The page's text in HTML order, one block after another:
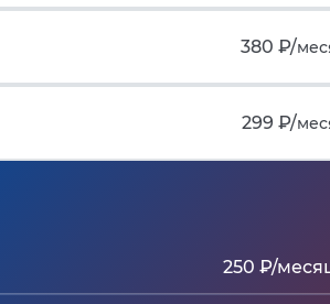
380 ₽/
299 ₽/
250 ₽/